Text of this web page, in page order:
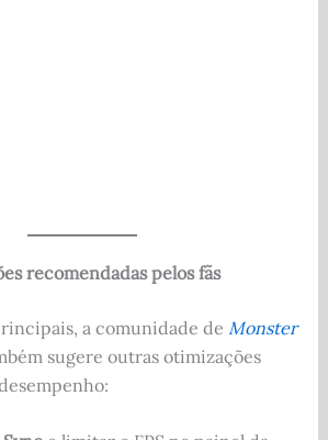
recomendadas pelos fãs
a comunidade de Monster
sugere outras otimizações